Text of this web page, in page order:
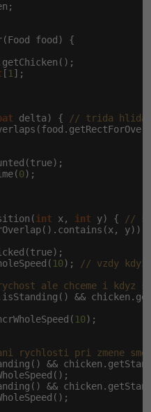
food) {
[ 1 ];
delta) {
// trida hlida
0);
int x, int y) {
//
y))
10);
// vzdy
ale chceme i kdyz
&&
10);
rychlosti pri zmene
&&
&&